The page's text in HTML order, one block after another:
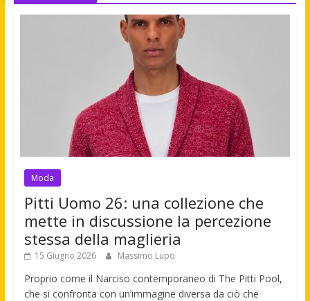
Moda
Pitti Uomo 26: una collezione che
mette in discussione la percezione
stessa della maglieria
15 Giugno 2026 Massimo Lupo
Proprio come il Narciso contemporaneo di The Pitti Pool,
che si confronta con un’immagine diversa da ciò che